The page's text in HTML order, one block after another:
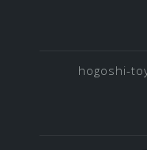
hogoshi-